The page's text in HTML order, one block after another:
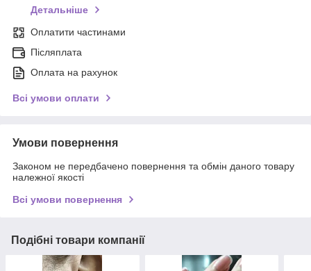
Детальніше
Оплатити частинами
Післяплата
Оплата на рахунок
Всі умови оплати
Умови повернення
Законом не передбачено повернення та обмін даного товару
належної якості
Всі умови повернення
Подібні товари компанії